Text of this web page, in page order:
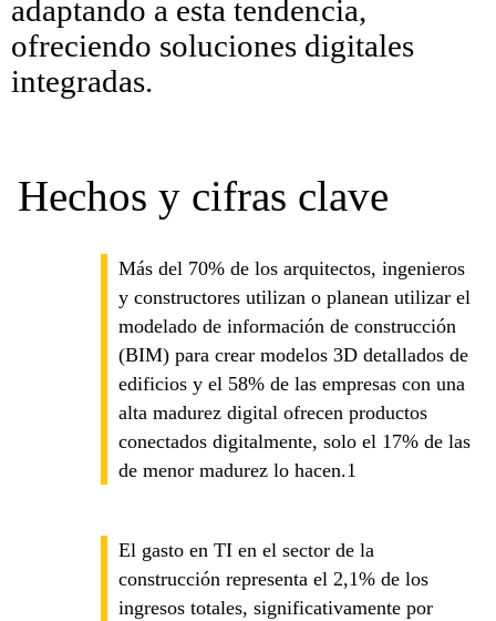
adaptando a esta tendencia,
ofreciendo soluciones digitales
integradas.
Hechos y cifras clave
Más del 70% de los arquitectos, ingenieros
y constructores utilizan o planean utilizar el
modelado de información de construcción
(BIM) para crear modelos 3D detallados de
edificios y el 58% de las empresas con una
alta madurez digital ofrecen productos
conectados digitalmente, solo el 17% de las
de menor madurez lo hacen.1
El gasto en TI en el sector de la
construcción representa el 2,1% de los
ingresos totales, significativamente por